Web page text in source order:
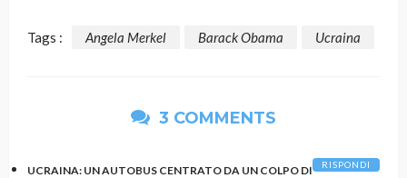
Tags : Angela Merkel Barack Obama Ucraina
3 COMMENTS
UCRAINA: UN AUTOBUS CENTRATO DA UN COLPO DI
RISPONDI